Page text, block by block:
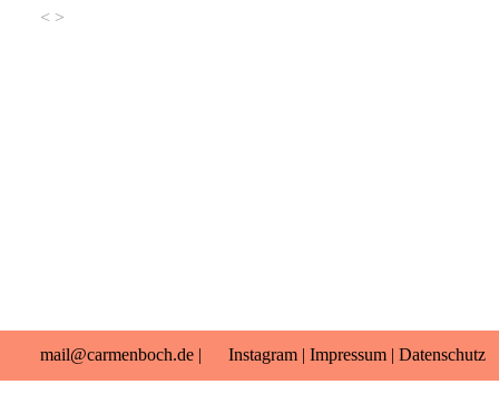
< >
mail@carmenboch.de| Instagram| Impressum| Datenschutz